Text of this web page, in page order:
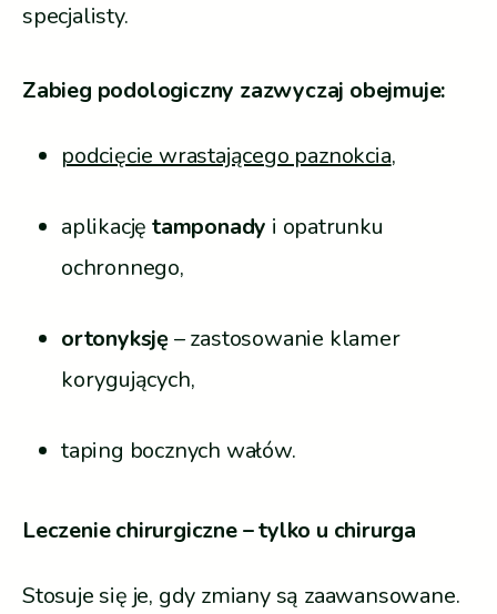
specjalisty.
Zabieg podologiczny zazwyczaj obejmuje:
podcięcie wrastającego paznokcia,
aplikacjętamponady i opatrunku
ochronnego,
ortonyksję– zastosowanie klamer
korygujących,
taping bocznych wałów.
Leczenie chirurgiczne – tylko u chirurga
Stosuje się je, gdy zmiany są zaawansowane.